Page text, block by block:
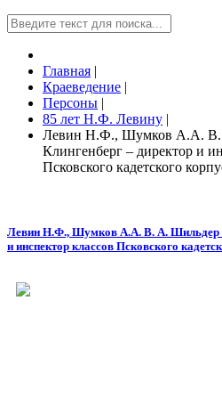
Главная |
Краеведение |
Персоны |
85 лет Н.Ф. Левину |
Левин Н.Ф., Шумков А.А.
Клингенберг – директор и
Псковского кадетского
Левин Н.Ф., Шумков А.А. В. А. Шильдер
и инспектор классов Псковского